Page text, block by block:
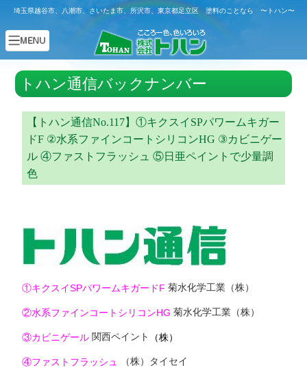
埼玉県越谷市、八潮市、さいたま市、所沢市、東京都足立区 塗料のことなら 〜トハン〜
トハン通信バックナンバー
【トハン通信No.117】①キクスイSPパワームキガー
ドF ②水系ファインコートシリコンHG ③カビニゲー
ル ④ファストフラッシュ ⑤日亜ペイントで少量調
色
①キクスイSPパワームキガードF 菊水化学工業（株）
②水系ファインコートシリコンHG 菊水化学工業（株）
③カビニゲール 関西ペイント （株）
④ファストフラッシュ （株）タイセイ